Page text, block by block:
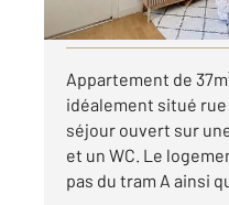
Visiter le site dédié
Appartement de
idéalement situé
séjour ouvert sur
et un WC. Le
pas du tram A ainsi